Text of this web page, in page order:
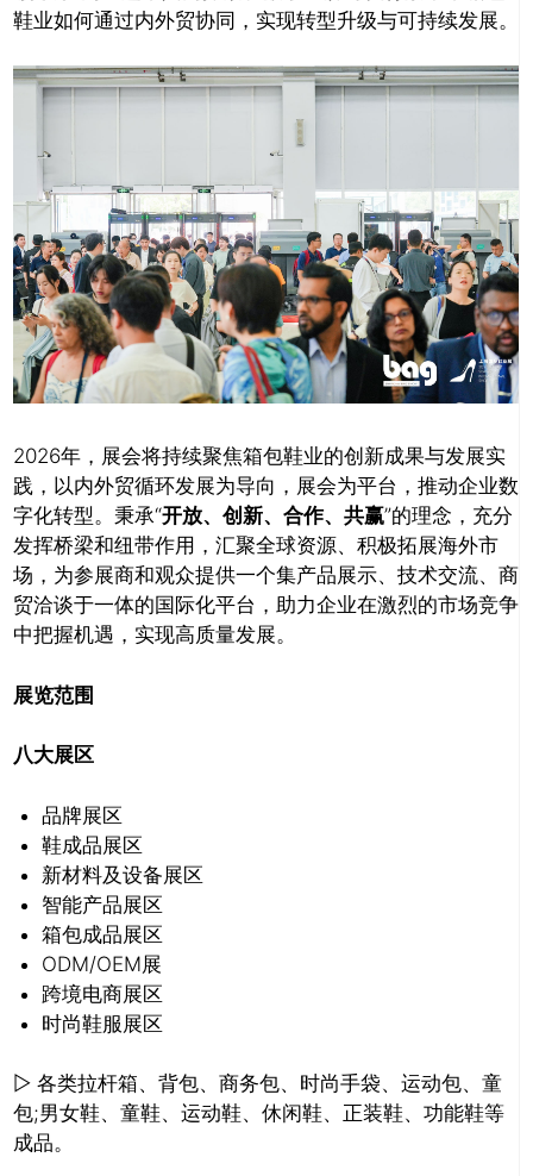
鞋业如何通过内外贸协同，实现转型升级与可持续发展。
2026年，展会将持续聚焦箱包鞋业的创新成果与发展实
践，以内外贸循环发展为导向，展会为平台，推动企业数
字化转型。秉承“开放、创新、 合作、共赢”的理念，充分
发挥桥梁和纽带作用，汇聚全球资源、积极拓展海外市
场，为参展商和观众提供一个集产品展示、技术交流、商
贸洽谈于一体的国际化平台，助力企业在激烈的市场竞争
中把握机遇，实现高质量发展。
展览范围
八大展区
品牌展区
鞋成品展区
新材料及设备展区
智能产品展区
箱包成品展区
ODM/OEM展
跨境电商展区
时尚鞋服展区
▷ 各类拉杆箱、背包、商务包、时尚手袋、运动包、童
包;男女鞋、童鞋、运动鞋、休闲鞋、正装鞋、功能鞋等
成品。